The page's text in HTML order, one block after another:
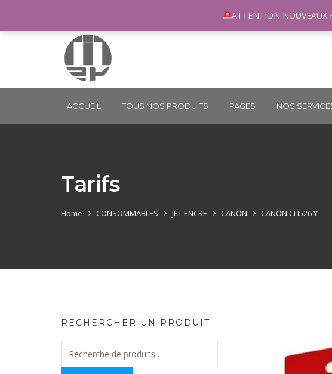
96 rue du Général Margueritte 33400 TALENCE contact@m2k.fr
ACCUEIL TOUS NOS PRODUITS PAGES NOS
Tarifs
Home CONSOMMABLES JET ENCRE CANON CANON CLI526 Y
RECHERCHER UN PRODUIT
ATTENTION NOUVEAUX